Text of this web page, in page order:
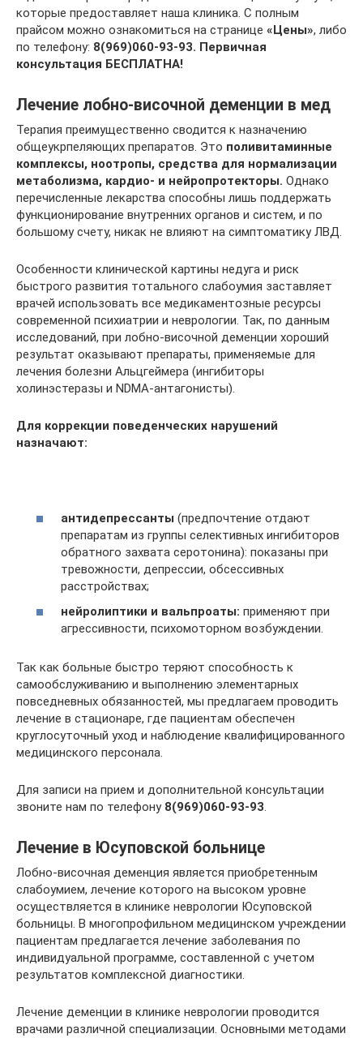
которые предоставляет наша клиника. С полным
прайсом можно ознакомиться на странице «Цены», либо
по телефону: 8(969)060-93-93. Первичная
консультация БЕСПЛАТНА!
Лечение лобно-височной деменции в мед
Терапия преимущественно сводится к назначению
общеукрпеляющих препаратов. Это поливитаминные
комплексы, ноотропы, средства для нормализации
метаболизма, кардио- и нейропротекторы. Однако
перечисленные лекарства способны лишь поддержать
функционирование внутренних органов и систем, и по
большому счету, никак не влияют на симптоматику ЛВД.
Особенности клинической картины недуга и риск
быстрого развития тотального слабоумия заставляет
врачей использовать все медикаментозные ресурсы
современной психиатрии и неврологии. Так, по данным
исследований, при лобно-височной деменции хороший
результат оказывают препараты, применяемые для
лечения болезни Альцгеймера (ингибиторы
холинэстеразы и NDMA-антагонисты).
Для коррекции поведенческих нарушений
назначают:
антидепрессанты (предпочтение отдают
препаратам из группы селективных ингибиторов
обратного захвата серотонина): показаны при
тревожности, депрессии, обсессивных
расстройствах;
нейролиптики и вальпроаты: применяют при
агрессивности, психомоторном возбуждении.
Так как больные быстро теряют способность к
самообслуживанию и выполнению элементарных
повседневных обязанностей, мы предлагаем проводить
лечение в стационаре, где пациентам обеспечен
круглосуточный уход и наблюдение квалифицированного
медицинского персонала.
Для записи на прием и дополнительной консультации
звоните нам по телефону 8(969)060-93-93.
Лечение в Юсуповской больнице
Лобно-височная деменция является приобретенным
слабоумием, лечение которого на высоком уровне
осуществляется в клинике неврологии Юсуповской
больницы. В многопрофильном медицинском учреждении
пациентам предлагается лечение заболевания по
индивидуальной программе, составленной с учетом
результатов комплексной диагностики.
Лечение деменции в клинике неврологии проводится
врачами различной специализации. Основными методами